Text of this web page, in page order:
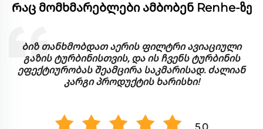
Რაც მომხმარებლები ამბობენ Renhe-ზე
Ბიზ თანხმობდათ აერის ფილტრი ავიაციული
გაზის ტურბინისთვის, და ის ჩვენს ტურბინის
ეფექტიურობას შეამცირა საკმარისად. ძალიან
კარგი პროდუქტის ხარისხი!